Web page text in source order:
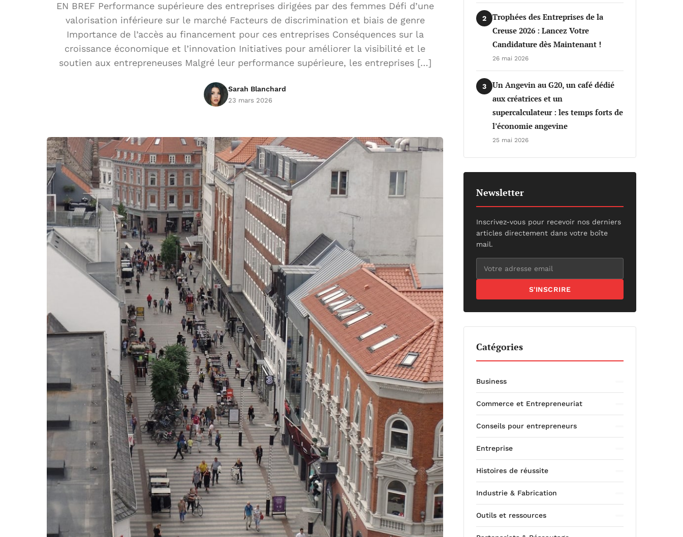
EN BREF Performance supérieure des entreprises dirigées par des femmes Défi d’une
valorisation inférieure sur le marché Facteurs de discrimination et biais de genre
Importance de l’accès au financement pour ces entreprises Conséquences sur la
croissance économique et l’innovation Initiatives pour améliorer la visibilité et le
soutien aux entrepreneuses Malgré leur performance supérieure, les entreprises […]
Sarah Blanchard
23 mars 2026
2
Trophées des Entreprises de la
Creuse 2026 : Lancez Votre
Candidature dès Maintenant !
26 mai 2026
3
Un Angevin au G20, un café dédié
aux créatrices et un
supercalculateur : les temps forts de
l’économie angevine
25 mai 2026
Newsletter
Inscrivez-vous pour recevoir nos derniers
articles directement dans votre boîte
mail.
S'INSCRIRE
Catégories
Business
Commerce et Entrepreneuriat
Conseils pour entrepreneurs
Entreprise
Histoires de réussite
Industrie & Fabrication
Outils et ressources